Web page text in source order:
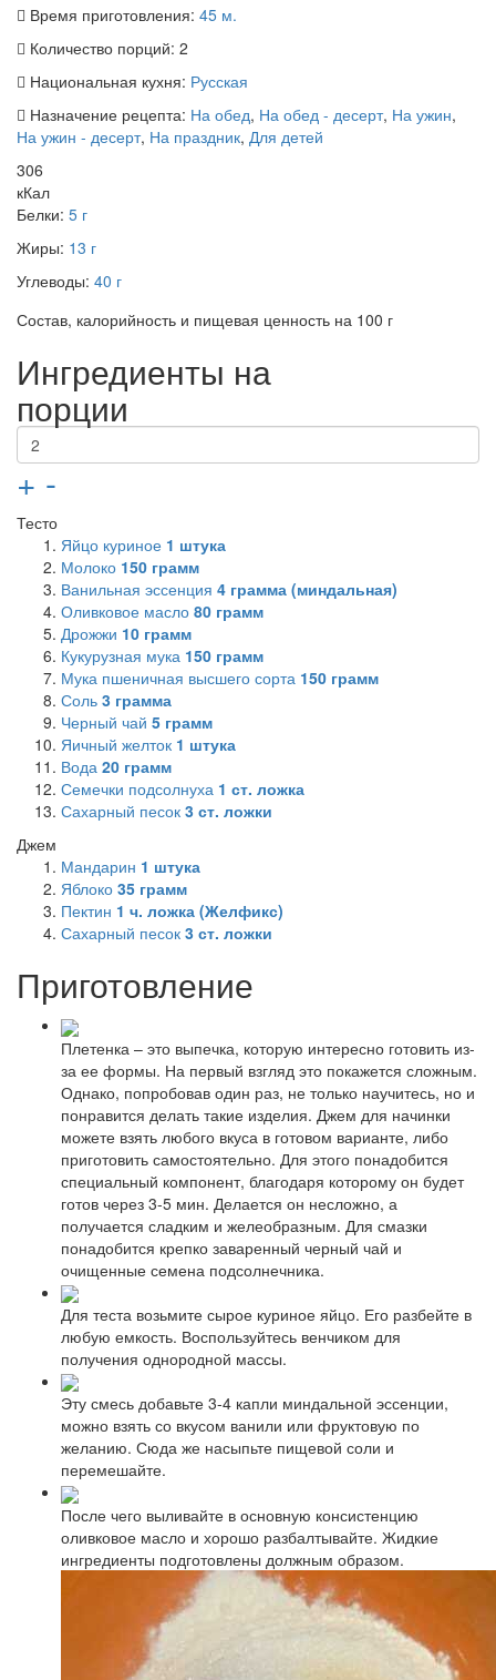
Время приготовления: 45 м.
Количество порций: 2
Национальная кухня: Русская
Назначение рецепта: На обед, На обед - десерт, На ужин,
На ужин - десерт, На праздник, Для детей
306
кКал
Белки: 5 г
Жиры: 13 г
Углеводы: 40 г
Состав, калорийность и пищевая ценность на 100 г
Ингредиенты на
порции
+ -
Тесто
Яйцо куриное 1 штука
Молоко 150 грамм
Ванильная эссенция 4 грамма (миндальная)
Оливковое масло 80 грамм
Дрожжи 10 грамм
Кукурузная мука 150 грамм
Мука пшеничная высшего сорта 150 грамм
Соль 3 грамма
Черный чай 5 грамм
Яичный желток 1 штука
Вода 20 грамм
Семечки подсолнуха 1 ст. ложка
Сахарный песок 3 ст. ложки
Джем
Мандарин 1 штука
Яблоко 35 грамм
Пектин 1 ч. ложка (Желфикс)
Сахарный песок 3 ст. ложки
Приготовление
Плетенка – это выпечка, которую интересно готовить из-
за ее формы. На первый взгляд это покажется сложным.
Однако, попробовав один раз, не только научитесь, но и
понравится делать такие изделия. Джем для начинки
можете взять любого вкуса в готовом варианте, либо
приготовить самостоятельно. Для этого понадобится
специальный компонент, благодаря которому он будет
готов через 3-5 мин. Делается он несложно, а
получается сладким и желеобразным. Для смазки
понадобится крепко заваренный черный чай и
очищенные семена подсолнечника.
Для теста возьмите сырое куриное яйцо. Его разбейте в
любую емкость. Воспользуйтесь венчиком для
получения однородной массы.
Эту смесь добавьте 3-4 капли миндальной эссенции,
можно взять со вкусом ванили или фруктовую по
желанию. Сюда же насыпьте пищевой соли и
перемешайте.
После чего выливайте в основную консистенцию
оливковое масло и хорошо разбалтывайте. Жидкие
ингредиенты подготовлены должным образом.